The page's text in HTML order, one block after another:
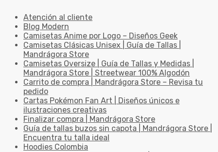
Atención al cliente
Blog Modern
Camisetas Anime por Logo – Diseños Geek
Camisetas Clásicas Unisex | Guía de Tallas |
Mandrágora Store
Camisetas Oversize | Guía de Tallas y Medidas |
Mandrágora Store | Streetwear 100% Algodón
Carrito de compra | Mandrágora Store – Revisa tu
pedido
Cartas Pokémon Fan Art | Diseños únicos e
ilustraciones creativas
Finalizar compra | Mandrágora Store
Guía de tallas buzos sin capota | Mandrágora Store |
Encuentra tu talla ideal
Hoodies Colombia